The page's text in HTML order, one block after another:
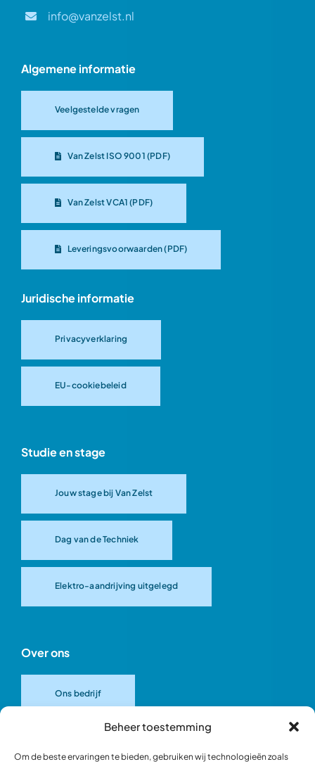
Beheer toestemming
Om de beste ervaringen te bieden, gebruiken wij technologieën zoals
info@vanzelst.nl
Algemene informatie
Veelgestelde vragen
Van Zelst ISO 9001 (PDF)
Van Zelst VCA1 (PDF)
Leveringsvoorwaarden (PDF)
Juridische informatie
Privacyverklaring
EU-cookiebeleid
Studie en stage
Jouw stage bij Van Zelst
Dag van de Techniek
Elektro-aandrijving uitgelegd
Over ons
Ons bedrijf